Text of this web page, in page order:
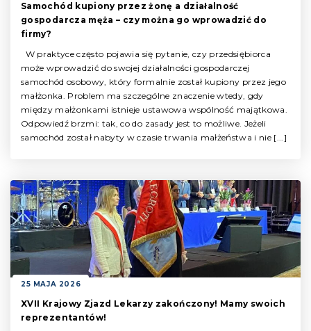
Samochód kupiony przez żonę a działalność
gospodarcza męża – czy można go wprowadzić do
firmy?
W praktyce często pojawia się pytanie, czy przedsiębiorca
może wprowadzić do swojej działalności gospodarczej
samochód osobowy, który formalnie został kupiony przez jego
małżonka. Problem ma szczególne znaczenie wtedy, gdy
między małżonkami istnieje ustawowa wspólność majątkowa.
Odpowiedź brzmi: tak, co do zasady jest to możliwe. Jeżeli
samochód został nabyty w czasie trwania małżeństwa i nie [...]
25 MAJA 2026
XVII Krajowy Zjazd Lekarzy zakończony! Mamy swoich
reprezentantów!